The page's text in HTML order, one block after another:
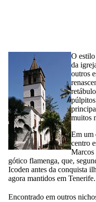
O
da
outros
muitos
Em um
centro
Marcos
gótico flamenga, que,
Icoden antes da conquista
agora mantidos em Tenerife.
Encontrado em outros